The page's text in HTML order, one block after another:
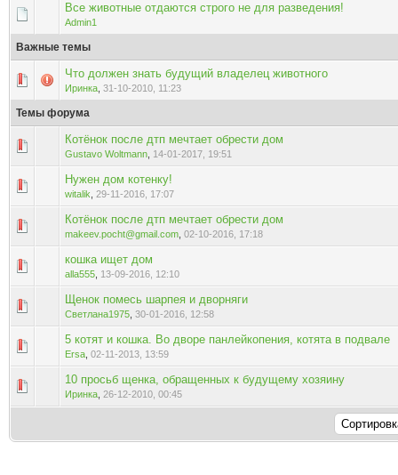
Все животные отдаются строго не для разведения!
Admin1
Важные темы
Что должен знать будущий владелец животного
Иринка 31-10-2010, 11:23
Голосов: 0 - Средняя оценка: 0 из 5
1 23 45
Темы форума
Котёнок после дтп мечтает обрести дом
Gustavo Woltmann 14-01-2017, 19:51
Голосов: 0 - Средняя оценка: 0 из 5
12345
Нужен дом котенку!
witalik 29-11-2016, 17:07
Голосов: 0 - Средняя оценка: 0 из 5
1 2345
Котёнок после дтп мечтает обрести дом
makeev.pocht@gmail.com 02-10-2016, 17:18
Голосов: 0 - Средняя оценка: 0 из 5
12345
кошка ищет дом
alla555 13-09-2016, 12:10
Голосов: 0 - Средняя оценка: 0 из 5
1 2345
Щенок помесь шарпея и дворняги
Светлана1975 30-01-2016, 12:58
Голосов: 0 - Средняя оценка: 0 из 5
12345
5 котят и кошка. Во дворе панлейкопения, котята в подвале
Ersa 02-11-2013, 13:59
Голосов: 0 - Средняя оценка: 0 из 5
12345
10 просьб щенка, обращенных к будущему хозяину
Иринка 26-12-2010, 00:45
Голосов: 0 - Средняя оценка: 0 из 5
123 45